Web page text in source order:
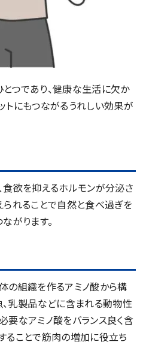
つであり、健康な生活に欠か
トにもつながるうれしい効果が
食欲を抑えるホルモンが分泌さ
られることで自然と食べ過ぎを
がります。
の組織を作るアミノ酸から構
、乳製品などに含まれる動物性
要なアミノ酸をバランス良く含
ることで筋肉の増加に役立ち